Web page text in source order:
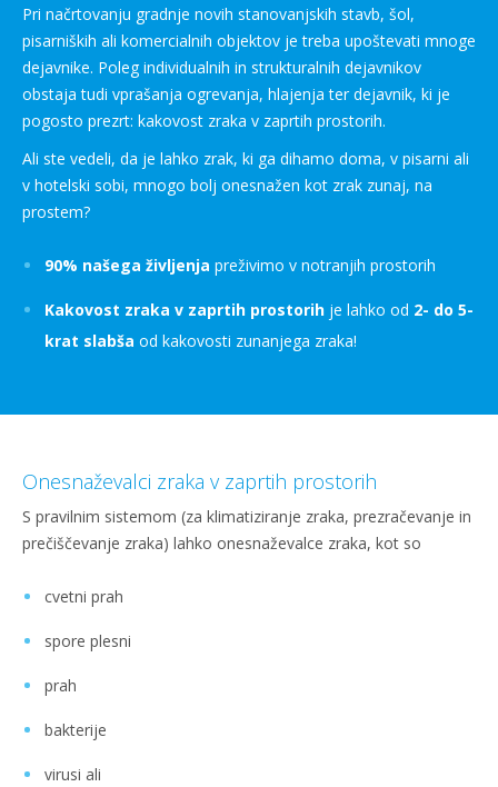
Pri načrtovanju gradnje novih stanovanjskih stavb, šol,
pisarniških ali komercialnih objektov je treba upoštevati mnoge
dejavnike. Poleg individualnih in strukturalnih dejavnikov
obstaja tudi vprašanja ogrevanja, hlajenja ter dejavnik, ki je
pogosto prezrt: kakovost zraka v zaprtih prostorih.
Ali ste vedeli, da je lahko zrak, ki ga dihamo doma, v pisarni ali
v hotelski sobi, mnogo bolj onesnažen kot zrak zunaj, na
prostem?
90% našega življenja preživimo v notranjih prostorih
Kakovost zraka v zaprtih prostorih je lahko od 2- do 5-
krat slabša od kakovosti zunanjega zraka!
Onesnaževalci zraka v zaprtih prostorih
S pravilnim sistemom (za klimatiziranje zraka, prezračevanje in
prečiščevanje zraka) lahko onesnaževalce zraka, kot so
cvetni prah
spore plesni
prah
bakterije
virusi ali